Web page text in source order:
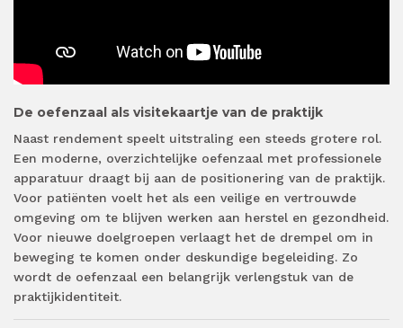
De oefenzaal als visitekaartje van de praktijk
Naast rendement speelt uitstraling een steeds grotere rol.
Een moderne, overzichtelijke oefenzaal met professionele
apparatuur draagt bij aan de positionering van de praktijk.
Voor patiënten voelt het als een veilige en vertrouwde
omgeving om te blijven werken aan herstel en gezondheid.
Voor nieuwe doelgroepen verlaagt het de drempel om in
beweging te komen onder deskundige begeleiding. Zo
wordt de oefenzaal een belangrijk verlengstuk van de
praktijkidentiteit.